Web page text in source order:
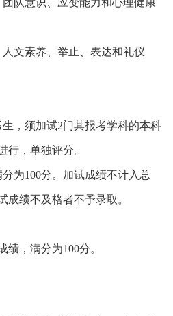
团队意识、应变能力和心理健康
人文素养、举止、表达和礼仪
生，须加试2门其报考学科的本科
行，单独评分。
分为100分。加试成绩不计入总
成绩不及格者不予录取。
绩，满分为100分。